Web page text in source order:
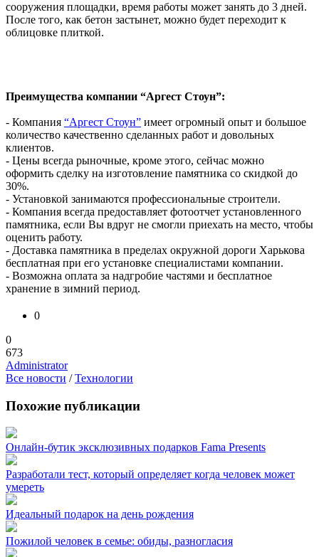
сооружения площадки, время работы может занять до 3 дней.
После того, как бетон застынет, можно будет переходит к
облицовке плиткой.
Преимущества компании “Аргест Стоун”:
- Компания “Аргест Стоун” имеет огромный опыт и большое
количество качественно сделанных работ и довольных
клиентов.
- Цены всегда рыночные, кроме этого, сейчас можно
оформить сделку на изготовление памятника со скидкой до
30%.
- Установкой занимаются профессиональные строители.
- Компания всегда предоставляет фотоотчет установленного
памятника, если Вы вдруг не смогли приехать на место, чтобы
оценить работу.
- Доставка памятника в пределах окружной дороги Харькова
бесплатная при его установке специалистами компании.
- Возможна оплата за надгробие частями и бесплатное
хранение в зимний период.
0
0
673
Administrator
Все новости /Технологии
Похожие публикации
Онлайн-бутик эксклюзивных подарков Fama Presents
Разработали тест, который определяет когда человек может
умереть
Идеальный подарок на день рождения
Пожилой человек в семье: обиды, разногласия